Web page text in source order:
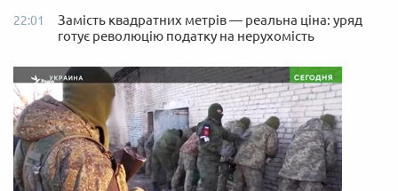
22:01
Замість квадратних метрів — реальна ціна: уряд
готує революцію податку на нерухомість